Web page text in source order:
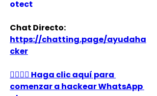
otect
Chat Directo:
https://chatting.page/ayudaha
cker
👉🏻👉🏻 Haga clic aquí para
comenzar a hackear WhatsApp